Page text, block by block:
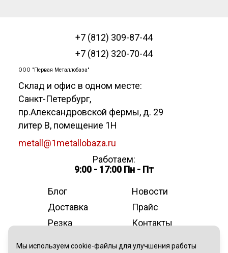
+7 (812) 309-87-44
+7 (812) 320-70-44
ООО "Первая Металлобаза"
Склад и офис в одном месте:
Санкт-Петербург,
пр.Александровской фермы, д. 29
литер В, помещение 1Н
metall@1metallobaza.ru
Работаем:
9:00 - 17:00 Пн - Пт
Блог
Новости
Доставка
Прайс
Резка
Контакты
Мы используем cookie-файлы для улучшения работы